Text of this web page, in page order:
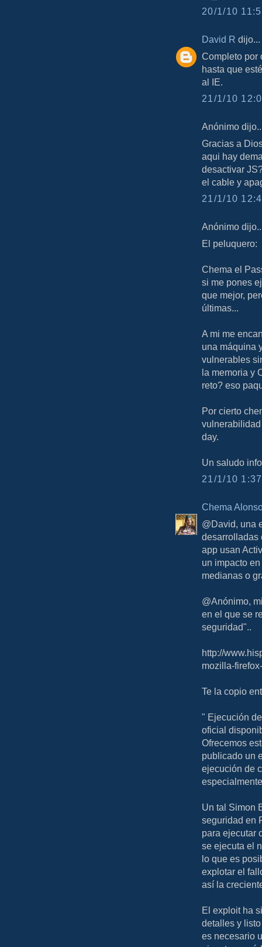
20/1/10
David R dijo...
Completo por
hasta que
al IE.
21/1/10
Anónimo
Gracias a
aqui hay
desactivar
el cable y
21/1/10
Anónimo
El peluquero:
Chema el
si me pones
que mejor,
últimas...
A mi me
una máquina
vulnerables
la memoria y
reto? eso
Por cierto
day.
Un saludo
21/1/10
Chema
@David, una
desarrolladas
app usan
un impacto
medianas o
@Anónimo,
en el que se
seguridad"..
http://
mozilla-
Te la copio
" Ejecución
oficial
Ofrecemos
publicado un
ejecución de
Un tal Simon
seguridad en
para ejecutar
se ejecuta el
lo que es
explotar el
así la
El exploit ha
detalles y
es necesario